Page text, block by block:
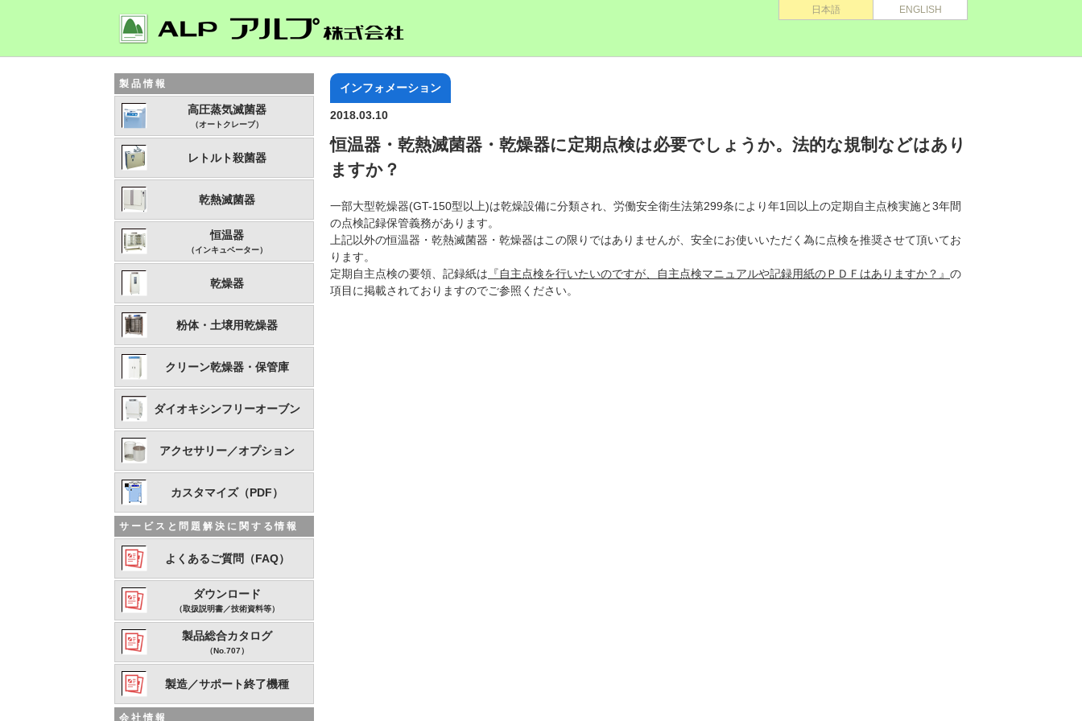
日本語 ENGLISH
インフォメーション
2018.03.10
恒温器・乾熱滅菌器・乾燥器に定期点検は必要でしょうか。法的な規制などはあり
ますか？
一部大型乾燥器(GT-150型以上)は乾燥設備に分類され、労働安全衛生法第299条により年1回以上の定期自主点検実施と3年間
の点検記録保管義務があります。
上記以外の恒温器・乾熱滅菌器・乾燥器はこの限りではありませんが、安全にお使いいただく為に点検を推奨させて頂いてお
ります。
定期自主点検の要領、記録紙は 『自主点検を行いたいのですが、自主点検マニュアルや記録用紙のＰＤＦはありますか？』 の
項目に掲載されておりますのでご参照ください。
製品情報
高圧蒸気滅菌器
（オートクレーブ）
レトルト殺菌器
乾熱滅菌器
恒温器
（インキュベーター）
乾燥器
粉体・土壌用乾燥器
クリーン乾燥器・保管庫
ダイオキシンフリーオーブン
アクセサリー／オプション
カスタマイズ（PDF）
サービスと問題解決に関する情報
よくあるご質問（FAQ）
ダウンロード
（取扱説明書／技術資料等）
製品総合カタログ
（No.707）
製造／サポート終了機種
会社情報